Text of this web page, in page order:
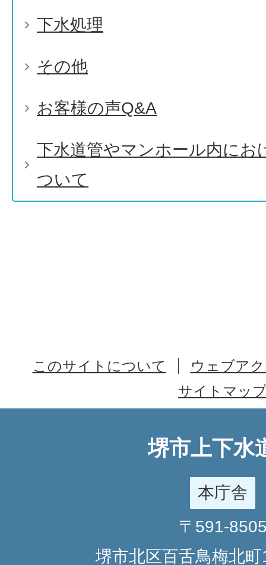
下水処理
その他
お客様の声Q&A
下水道管やマンホール内にお
ついて
このサイトについて
ウェブア
サイトマッ
堺市上下水
本庁舎
〒591-
堺市北区百舌鳥梅北